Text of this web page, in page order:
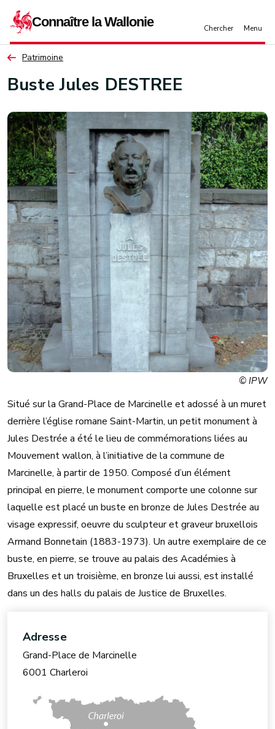
Patrimoine
Buste Jules DESTREE
© IPW
Situé sur la Grand-Place de Marcinelle et adossé à un muret
derrière l’église romane Saint-Martin, un petit monument à
Jules Destrée a été le lieu de commémorations liées au
Mouvement wallon, à l’initiative de la commune de
Marcinelle, à partir de 1950. Composé d’un élément
principal en pierre, le monument comporte une colonne sur
laquelle est placé un buste en bronze de Jules Destrée au
visage expressif, oeuvre du sculpteur et graveur bruxellois
Armand Bonnetain (1883-1973). Un autre exemplaire de ce
buste, en pierre, se trouve au palais des Académies à
Bruxelles et un troisième, en bronze lui aussi, est installé
dans un des halls du palais de Justice de Bruxelles.
Adresse
Grand-Place de Marcinelle
6001 Charleroi